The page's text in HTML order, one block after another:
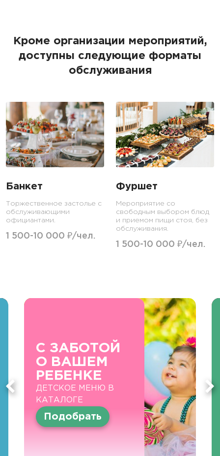
Кроме организации мероприятий,
доступны следующие форматы
обслуживания
Банкет
Торжественное застолье с
обслуживающими
официантами.
1 500-10 000 ₽/чел.
Фуршет
Мероприятие со
свободным выбором блюд
и приемом пищи стоя, без
обслуживания.
1 500-10 000 ₽/чел.
С ЗАБОТОЙ
О ВАШЕМ
РЕБЕНКЕ
ДЕТСКОЕ МЕНЮ В
КАТАЛОГЕ
Подобрать